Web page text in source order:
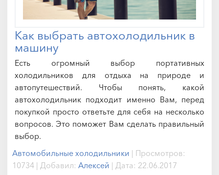
Как выбрать автохолодильник в
машину
Есть огромный выбор портативных
холодильников для отдыха на природе и
автопутешествий. Чтобы понять, какой
автохолодильник подходит именно Вам, перед
покупкой просто ответьте для себя на несколько
вопросов. Это поможет Вам сделать правильный
выбор.
Автомобильные холодильники | Просмотров:
10734 | Добавил: Алексей | Дата: 22.06.2017